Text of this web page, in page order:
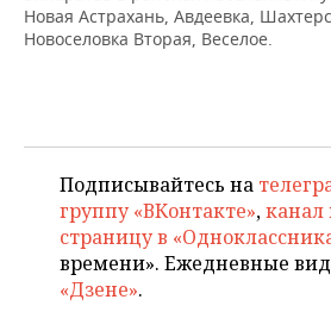
Новая Астрахань, Авдеевка,
Новоселовка Вторая, Веселое.
Подписывайтесь на
группу «ВКонтакте»,канал
страницу в
времени». Ежедневные
«Дзене».